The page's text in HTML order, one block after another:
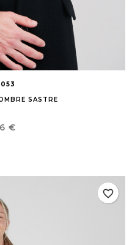
SASTRE
€
favorite_border